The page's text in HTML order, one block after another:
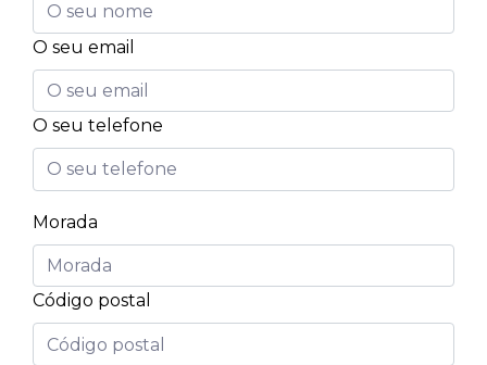
O seu email
O seu telefone
Morada
Código postal